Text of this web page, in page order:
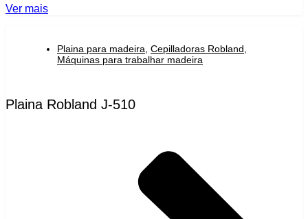
Ver mais
Plaina para madeira Cepilladoras Robland
Máquinas para trabalhar madeira
Plaina Robland J-510